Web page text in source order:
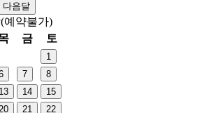
다음달
예약불가)
금 토
1
7
8
13 14
15
21
22